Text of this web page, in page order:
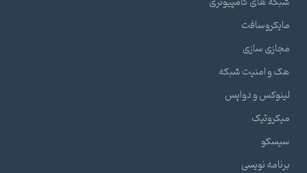
مایکروسافت
مجازی سازی
هک و امنیت شبکه
لینوکس و دواپس
میکروتیک
سیسکو
برنامه نویسی